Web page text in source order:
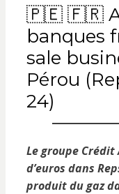
ON
🇵🇪 🇫🇷
banques
sale
Pérou
24)
Le groupe
d’euros dans
produit du gaz